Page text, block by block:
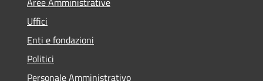
Uffici
Enti e fondazioni
Politici
Personale Amministrativo